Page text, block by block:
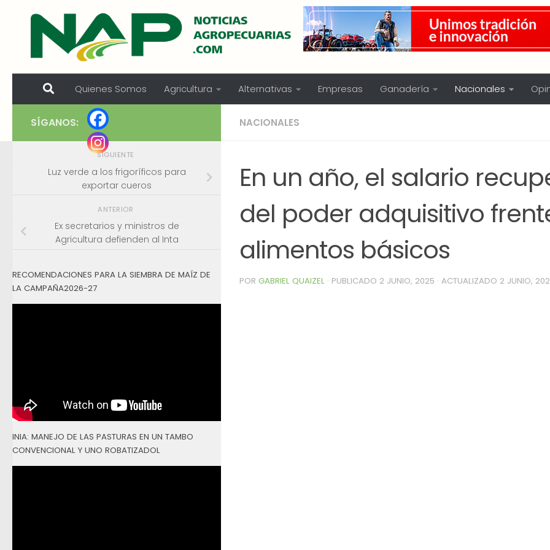
Skip to content
Quienes Somos Agricultura Alternativas Empresas Ganadería Nacionales
NACIONALES
En un año, el salario
del poder adquisitivo
alimentos básicos
POR GABRIEL QUAIZEL · PUBLICADO 2 JUNIO, 2025 · ACTUALIZADO 2 JUNIO,
SÍGANOS:
SIGUIENTE
Luz verde a los frigoríficos para
exportar cueros
ANTERIOR
Ex secretarios y ministros de
Agricultura defienden al Inta
RECOMENDACIONES PARA LA SIEMBRA DE MAÍZ DE
LA CAMPAÑA2026-27
INIA: MANEJO DE LAS PASTURAS EN UN TAMBO
CONVENCIONAL Y UNO ROBATIZADOL